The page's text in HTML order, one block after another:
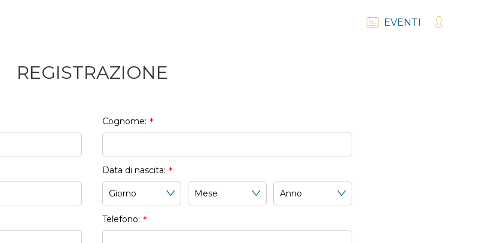
EVENTI
REGISTRAZIONE
Cognome: *
Data di nascita: *
Telefono: *